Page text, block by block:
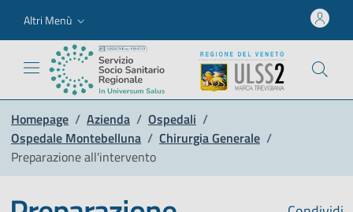
Altri Menù
Homepage / Azienda / Ospedali /
Ospedale Montebelluna / Chirurgia Generale /
Preparazione all'intervento